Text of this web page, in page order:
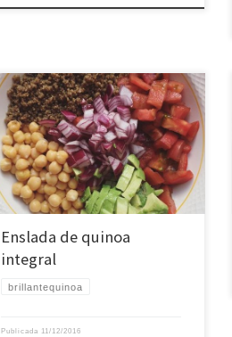
Enslada de quinoa
integral
brillantequinoa
Publicada 11/12/2016